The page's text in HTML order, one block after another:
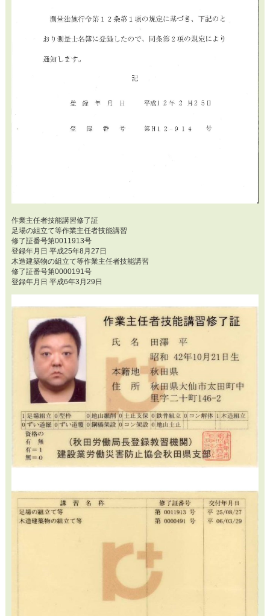
作業主任者技能講習修了証
足場の組立て等作業主任者技能講習
修了証番号第0011913号
登録年月日 平成25年8月27日
木造建築物の組立て等作業主任者技能講習
修了証番号第0000191号
登録年月日 平成6年3月29日